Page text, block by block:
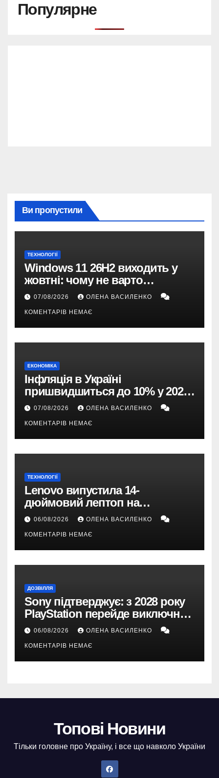
Популярне
Ви пропустили
ТЕХНОЛОГІЇ
Windows 11 26H2 виходить у
жовтні: чому не варто
пропускати це оновлення
07/08/2026 ОЛЕНА ВАСИЛЕНКО
КОМЕНТАРІВ НЕМАЄ
ЕКОНОМІКА
Інфляція в Україні
пришвидшиться до 10% у 2026
році — прогноз НБУ
07/08/2026 ОЛЕНА ВАСИЛЕНКО
КОМЕНТАРІВ НЕМАЄ
ТЕХНОЛОГІЇ
Lenovo випустила 14-
дюймовий лептоп на
Snapdragon X2 з автономністю
понад 33 години
06/08/2026 ОЛЕНА ВАСИЛЕНКО
КОМЕНТАРІВ НЕМАЄ
ДОЗВІЛЛЯ
Sony підтверджує: з 2028 року
PlayStation перейде виключно
на цифрові ігри
06/08/2026 ОЛЕНА ВАСИЛЕНКО
КОМЕНТАРІВ НЕМАЄ
Топові Новини
Тільки головне про Україну, і все що навколо України